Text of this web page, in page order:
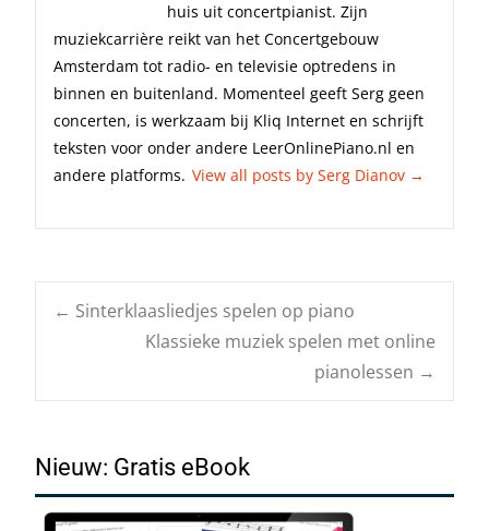
huis uit concertpianist. Zijn
muziekcarrière reikt van het Concertgebouw
Amsterdam tot radio- en televisie optredens in
binnen en buitenland. Momenteel geeft Serg geen
concerten, is werkzaam bij Kliq Internet en schrijft
teksten voor onder andere LeerOnlinePiano.nl en
andere platforms. View all posts by Serg Dianov →
Post
navigation
← Sinterklaasliedjes spelen op piano
Klassieke muziek spelen met online
pianolessen →
Nieuw: Gratis eBook